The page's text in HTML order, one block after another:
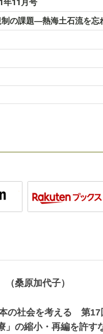
の課題―熱海土石流を忘
桑原加代子
の社会を考える 第
」の縮小・再編を許